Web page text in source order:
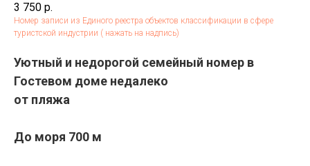
3 750 р.
Номер записи из Единого реестра объектов классификации в сфере
туристской индустрии ( нажать на надпись)
Уютный и недорогой семейный номер в
Гостевом доме недалеко
от пляжа
До моря 700 м